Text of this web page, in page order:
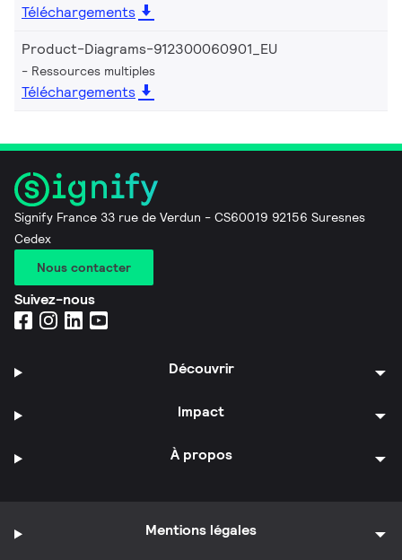
Téléchargements
Product-Diagrams-912300060901_EU
Ressources multiples
Téléchargements
Signify France 33 rue de Verdun - CS60019 92156 Suresnes
Cedex
Nous contacter
Suivez-nous
Découvrir
Impact
À propos
Mentions légales